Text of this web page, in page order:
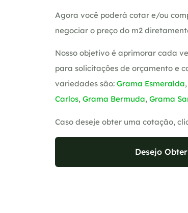
Agora você poderá cotar e/ou
negociar o preço do m2
Nosso objetivo é aprimorar cada
para solicitações de orçamento e
variedades são: Grama Esmeralda,
Carlos, Grama Bermuda, Grama
Caso deseje obter uma cotação,
Desejo